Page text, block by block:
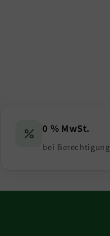
0 % MwSt.
bei Berechtigung